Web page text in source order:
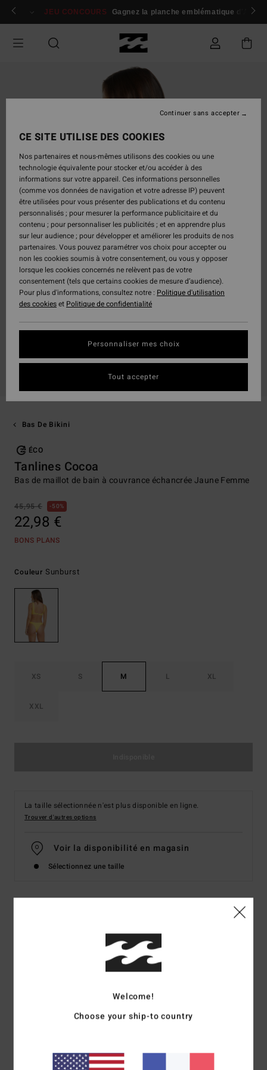
Passer
Se connecter / s'inscrire
JEU CONCOURS Gagnez la planche emblématique d'Andy
Bas De Bikini
ÉCO
Tanlines Cocoa
Bas de maillot de bain à couvrance échancrée Jaune Femme
45,95 € 50%
22,98 €
BONS PLANS
Couleur Sunburst
XS S M L XL
XXL
La taille sélectionnée n'est plus disponible en ligne.
Trouver d'autres options
Voir la disponibilité en magasin
Sélectionnez une taille
Bas de maillot de bain à couvrance échancrée Jaune
Caractéristiques
élasthanne
Welcome!
Choose your ship-to country
CE SITE UTILISE DES COOKIES
Nos partenaires et nous-mêmes utilisons des cookies ou une
technologie équivalente pour stocker et/ou accéder à des
informations sur votre appareil. Ces informations personnelles
(comme vos données de navigation et votre adresse IP) peuvent
être utilisées pour vous présenter des publications et du contenu
personnalisés ; pour mesurer la performance publicitaire et du
contenu ; pour personnaliser les publicités ; et en apprendre plus
sur leur audience ; pour développer et améliorer les produits de nos
partenaires. Vous pouvez paramétrer vos choix pour accepter ou
non les cookies soumis à votre consentement, ou vous y opposer
lorsque les cookies concernés ne relèvent pas de votre
consentement (tels que certains cookies de mesure d’audience).
Pour plus d'informations, consultez notre : Politique d'utilisation
des cookieset Politique de confidentialité
Personnaliser mes choix
Continuer sans accepter
Tout accepter